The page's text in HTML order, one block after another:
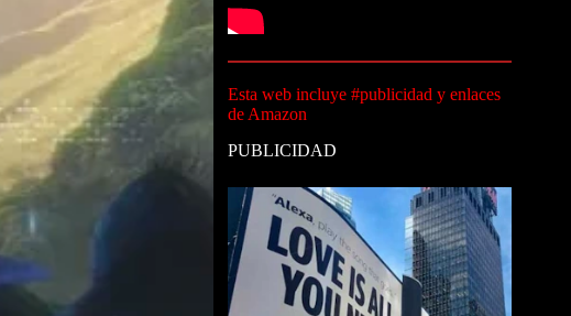
Esta web incluye #publicidad y enlaces
de Amazon
PUBLICIDAD